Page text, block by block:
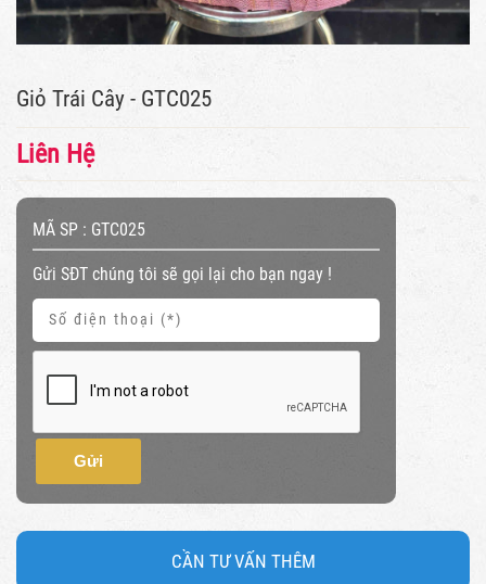
Giỏ Trái Cây - GTC025
Liên Hệ
MÃ SP : GTC025
Gửi SĐT chúng tôi sẽ gọi lại cho bạn ngay !
Gửi
CẦN TƯ VẤN THÊM